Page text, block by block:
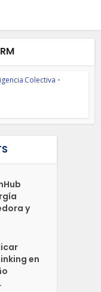
Colectiva •
y
en